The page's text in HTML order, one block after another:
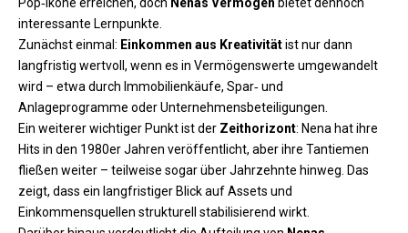
interessante Lernpunkte.
Zunächst einmal: Einkommen aus Kreativitätist nur dann
langfristig wertvoll, wenn es in Vermögenswerte umgewandelt
wird – etwa durch Immobilienkäufe, Spar‑ und
Anlageprogramme oder Unternehmensbeteiligungen.
Ein weiterer wichtiger Punkt ist der Zeithorizont: Nena hat ihre
Hits in den 1980er Jahren veröffentlicht, aber ihre Tantiemen
fließen weiter – teilweise sogar über Jahrzehnte hinweg. Das
zeigt, dass ein langfristiger Blick auf Assets und
Einkommensquellen strukturell stabilisierend wirkt.